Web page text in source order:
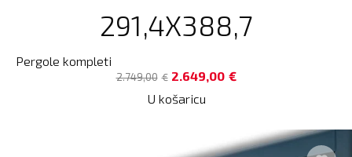
291,4X388,7
Pergole kompleti
€
2.749,00 €
2.649,00
U košaricu